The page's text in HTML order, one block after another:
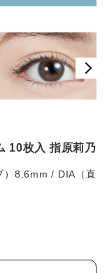
10枚入 指原莉乃
）8.6mm / DIA（直